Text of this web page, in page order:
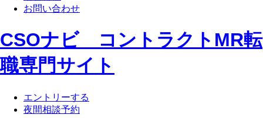
お問い合わせ
CSOナビ コントラクトMR転
職専門サイト
エントリーする
夜間相談予約